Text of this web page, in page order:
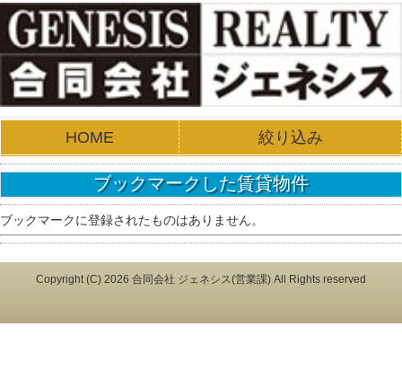
HOME 絞り込み
ブックマークした賃貸物件
ブックマークに登録されたものはありません。
Copyright (C) 2026 合同会社 ジェネシス(営業課) All Rights reserved